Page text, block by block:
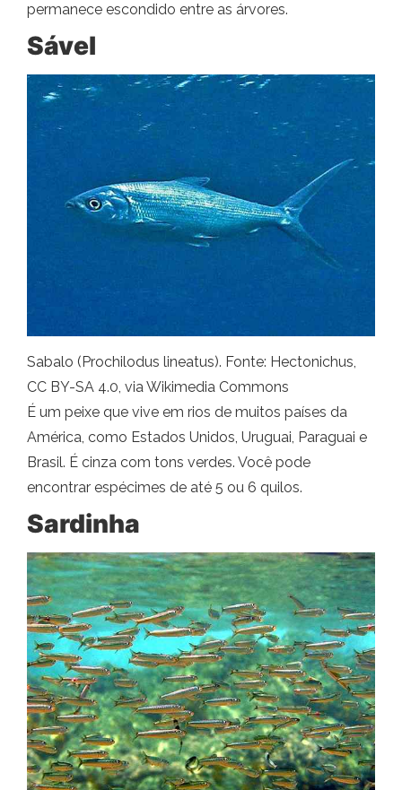
permanece escondido entre as árvores.
Sável
Sabalo (Prochilodus lineatus). Fonte: Hectonichus,
CC BY-SA 4.0, via Wikimedia Commons
É um peixe que vive em rios de muitos países da
América, como Estados Unidos, Uruguai, Paraguai e
Brasil. É cinza com tons verdes. Você pode
encontrar espécimes de até 5 ou 6 quilos.
Sardinha